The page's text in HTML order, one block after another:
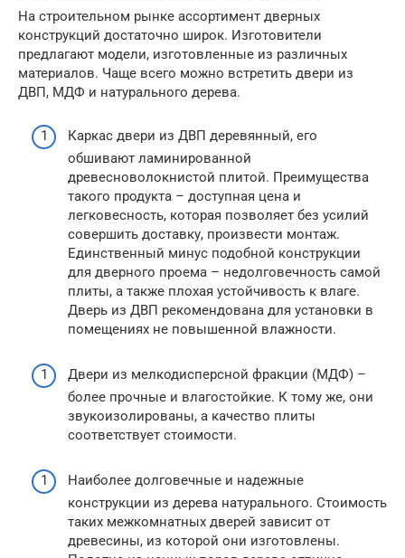
На строительном рынке ассортимент дверных
конструкций достаточно широк. Изготовители
предлагают модели, изготовленные из различных
материалов. Чаще всего можно встретить двери из
ДВП, МДФ и натурального дерева.
Каркас двери из ДВП деревянный, его
обшивают ламинированной
древесноволокнистой плитой. Преимущества
такого продукта – доступная цена и
легковесность, которая позволяет без усилий
совершить доставку, произвести монтаж.
Единственный минус подобной конструкции
для дверного проема – недолговечность самой
плиты, а также плохая устойчивость к влаге.
Дверь из ДВП рекомендована для установки в
помещениях не повышенной влажности.
Двери из мелкодисперсной фракции (МДФ) –
более прочные и влагостойкие. К тому же, они
звукоизолированы, а качество плиты
соответствует стоимости.
Наиболее долговечные и надежные
конструкции из дерева натурального. Стоимость
таких межкомнатных дверей зависит от
древесины, из которой они изготовлены.